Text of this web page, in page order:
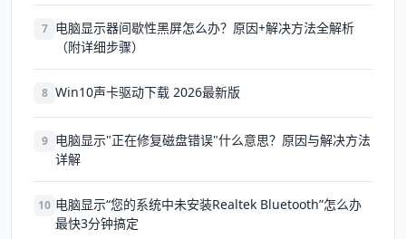
7 电脑显示器间歇性黑屏怎么办？原因+解决方法全解析
（附详细步骤）
8 Win10声卡驱动下载 2026最新版
9 电脑显示"正在修复磁盘错误"什么意思？原因与解决方法
详解
10 电脑显示“您的系统中未安装Realtek Bluetooth”怎么办
最快3分钟搞定